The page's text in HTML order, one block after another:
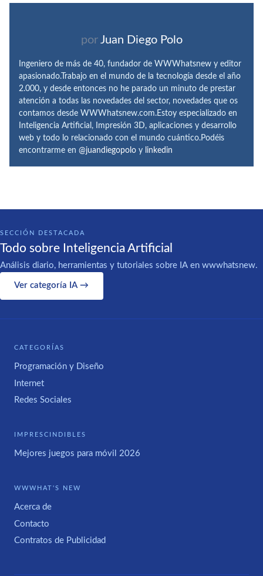
por Juan Diego Polo
Ingeniero de más de 40, fundador de WWWhatsnew y editor
apasionado.Trabajo en el mundo de la tecnología desde el año
2.000, y desde entonces no he parado un minuto de prestar
atención a todas las novedades del sector, novedades que os
contamos desde WWWhatsnew.com.Estoy especializado en
Inteligencia Artificial, Impresión 3D, aplicaciones y desarrollo
web y todo lo relacionado con el mundo cuántico.Podéis
encontrarme en @juandiegopolo y linkedin
SECCIÓN DESTACADA
Todo sobre Inteligencia Artificial
Análisis diario, herramientas y tutoriales sobre IA en wwwhatsnew.
Ver categoría IA →
CATEGORÍAS
Programación y Diseño
Internet
Redes Sociales
IMPRESCINDIBLES
Mejores juegos para móvil 2026
WWWHAT'S NEW
Acerca de
Contacto
Contratos de Publicidad